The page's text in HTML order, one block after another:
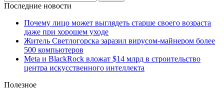
Последние новости
Почему лицо может выглядеть старше своего возраста
даже при хорошем уходе
Житель Светлогорска заразил вирусом-майнером более
500 компьютеров
Meta и BlackRock вложат $14 млрд в строительство
центра искусственного интеллекта
Полезное